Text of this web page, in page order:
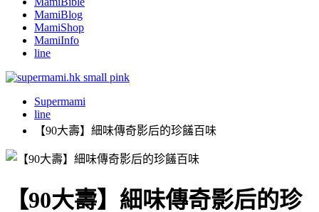
MamiBlog
MamiShop
MamiInfo
line
Supermami
line
【90大壽】細味傳奇影后的珍饈百味
【90大壽】細味傳奇影后的珍